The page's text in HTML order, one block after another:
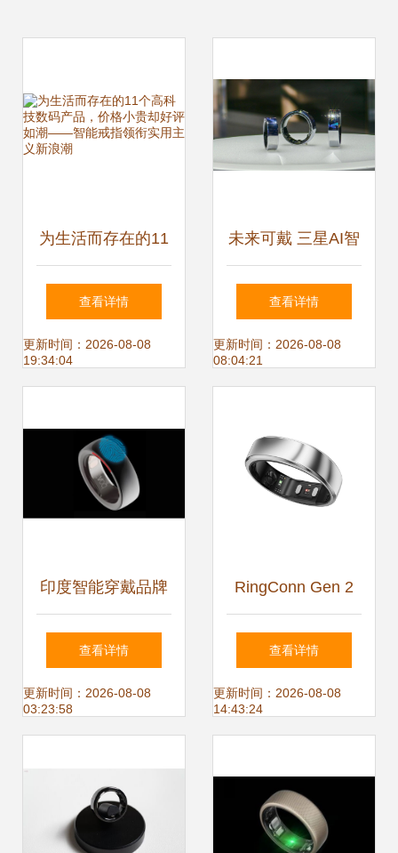
为生活而存在的11
个高科技数码产
品，价格小贵却好
指领衔实用主义新
浪潮
查看详情
更新时间：2026-08-08
19:34:04
未来可戴 三星AI智
能戒指如何重塑家
庭科技体验？
查看详情
更新时间：2026-08-08
08:04:21
印度智能穿戴品牌
BoAt推出创新智能
戒指 BoAt Ring引
查看详情
更新时间：2026-08-08
03:23:58
RingConn Gen 2
Air 智能戒指 全天
候守护，血氧心率
杆
查看详情
更新时间：2026-08-08
14:43:24